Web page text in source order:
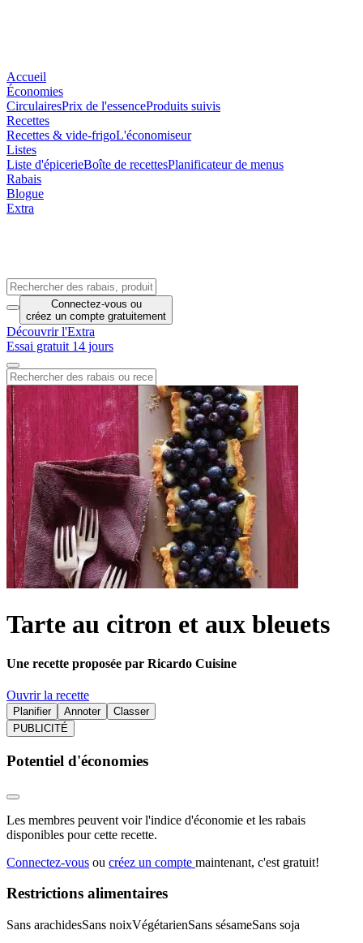
Accueil
Économies
CirculairesPrix de l'essenceProduits suivis
Recettes
Recettes & vide-frigoL'économiseur
Listes
Liste d'épicerieBoîte de recettesPlanificateur de menus
Rabais
Blogue
Extra
Connectez-vous ou
créez un compte gratuitement
Découvrir l'Extra
Essai gratuit 14 jours
Tarte au citron et aux bleuets
Une recette proposée par Ricardo Cuisine
Ouvrir la recette
Planifier Annoter
Classer
PUBLICITÉ
Potentiel d'économies
Les membres peuvent voir l'indice d'économie et les rabais
disponibles pour cette recette.
Connectez-vous ou créez un compte maintenant, c'est gratuit!
Restrictions alimentaires
Sans arachidesSans noixVégétarienSans sésameSans soja